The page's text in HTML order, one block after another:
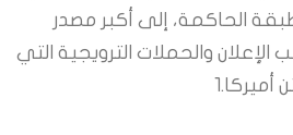
الحاكمة، إلى أكبر مصدر
الإعلان والحملات الترويجية التي
أميركا.1